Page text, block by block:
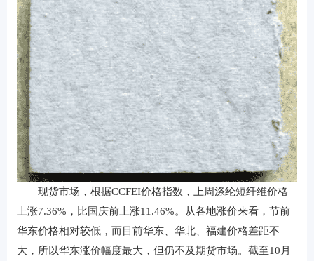
现货市场，根据CCFEI价格指数，上周涤纶短纤维价格
上涨7.36%，比国庆前上涨11.46%。从各地涨价来看，节前
华东价格相对较低，而目前华东、华北、福建价格差距不
大，所以华东涨价幅度最大，但仍不及期货市场。截至10月